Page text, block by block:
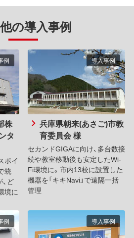
の導入事例
株
タ
ポイ
統
ど
境に
例
兵庫県朝来(あさご)市教
育委員会 様
セカンドGIGAに向け、多台数接
続や教室移動後も安定したWi-
Fi環境に。市内13校に設置した
機器を「キキNavi」で遠隔一括
管理
導入事例
例 導入事例